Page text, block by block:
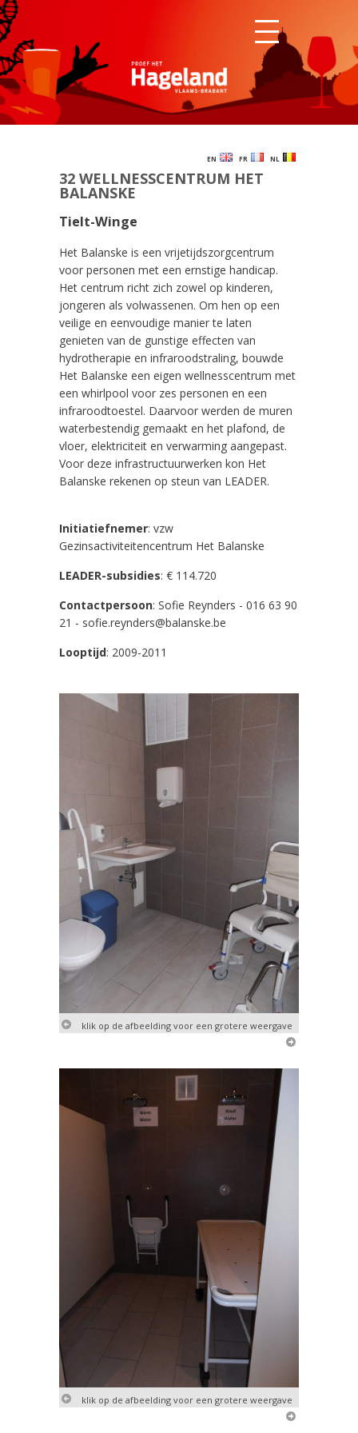
NL
FR
EN
32 WELLNESSCENTRUM HET
BALANSKE
Tielt-Winge
Het Balanske is een vrijetijdszorgcentrum
voor personen met een ernstige handicap.
Het centrum richt zich zowel op kinderen,
jongeren als volwassenen. Om hen op een
veilige en eenvoudige manier te laten
genieten van de gunstige effecten van
hydrotherapie en infraroodstraling, bouwde
Het Balanske een eigen wellnesscentrum met
een whirlpool voor zes personen en een
infraroodtoestel. Daarvoor werden de muren
waterbestendig gemaakt en het plafond, de
vloer, elektriciteit en verwarming aangepast.
Voor deze infrastructuurwerken kon Het
Balanske rekenen op steun van LEADER.
Initiatiefnemer: vzw
Gezinsactiviteitencentrum Het Balanske
LEADER-subsidies: € 114.720
Contactpersoon: Sofie Reynders - 016 63 90
21 - sofie.reynders@balanske.be
Looptijd: 2009-2011
klik op de afbeelding voor een grotere weergave
klik op de afbeelding voor een grotere weergave